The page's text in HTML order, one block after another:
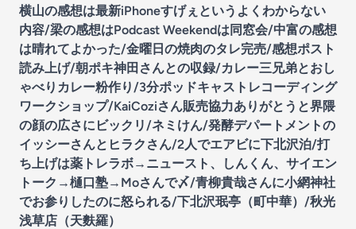
横山の感想は最新iPhoneすげぇというよくわからない
内容/梁の感想はPodcast Weekendは同窓会/中富の感想
は晴れてよかった/金曜日の焼肉のタレ完売/感想ポスト
読み上げ/朝ポキ神田さんとの収録/カレー三兄弟とおし
ゃべりカレー粉作り/3分ポッドキャストレコーディング
ワークショップ/KaiCoziさん販売協力ありがとうと界隈
の顔の広さにビックリ/ネミけん/発酵デパートメントの
イッシーさんとヒラクさん/2人でエアビに下北沢泊/打
ち上げは薬トレラボ→ニュースト、しんくん、サイエン
トーク→樋口塾→Moさんで〆/青柳貴哉さんに小網神社
でお参りしたのに怒られる/下北沢珉亭（町中華）/秋光
浅草店（天麩羅）